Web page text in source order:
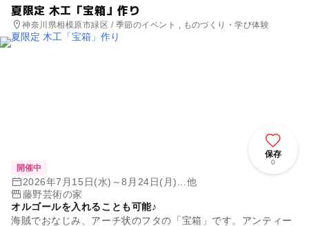
夏限定 木工「宝箱」作り
神奈川県相模原市緑区 / 季節のイベント , ものづくり・学び体験
保存
0
開催中
2026年7月15日(水)～8月24日(月)...他
藤野芸術の家
オルゴールを入れることも可能♪
海賊でおなじみ、アーチ状のフタの「宝箱」です。アンティー